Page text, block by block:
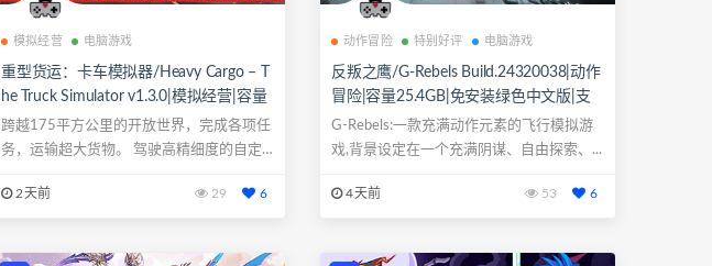
模拟经营 电脑游戏
重型货运：卡车模拟器/Heavy Cargo – T
he Truck Simulator v1.3.0|模拟经营|容量
23.4GB|免安装绿色中文版|支持键盘.鼠
标.手柄
跨越175平方公里的开放世界，完成各项任
务，运输超大货物。 驾驶高精细度的自定
2天前 29 6
动作冒险 特别好评 电脑游戏
反叛之鹰/G-Rebels Build.24320038|动作
冒险|容量25.4GB|免安装绿色中文版|支
持键盘.鼠标.手柄
G-Rebels:一款充满动作元素的飞行模拟游
戏,背景设定在一个充满阴谋、自由探索、...
4天前 53 6